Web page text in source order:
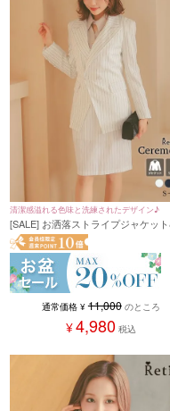
清潔感溢れる色味と洗練されたデザイン♪
[SALE] お洒落ストライプジャケット
イトスカートVネックワンピースセッ
アップセレモニースーツ (S～2Lサイ
通常価格 ¥ 11,000 のところ
¥4,980 税込